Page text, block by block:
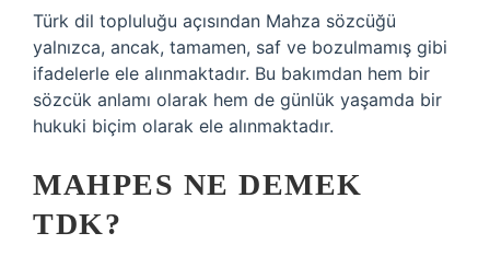
Türk dil topluluğu açısından Mahza sözcüğü
yalnızca, ancak, tamamen, saf ve bozulmamış gibi
ifadelerle ele alınmaktadır. Bu bakımdan hem bir
sözcük anlamı olarak hem de günlük yaşamda bir
hukuki biçim olarak ele alınmaktadır.
MAHPES NE DEMEK
TDK?